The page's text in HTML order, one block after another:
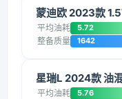
蒙迪欧 2023款
平均油耗 5.72
整备质量 1642
星瑞L 2024款 油
平均油耗 5.76